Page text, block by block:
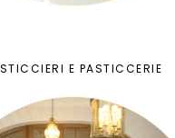
E PASTICCERIE